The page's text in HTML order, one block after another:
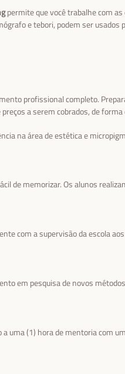
permite que você trabalhe com
e tebori, podem ser
profissional completo.
a serem cobrados, de
na área de estética e
de memorizar. Os alunos
com a supervisão da escola
em pesquisa de novos
uma (1) hora de mentoria com